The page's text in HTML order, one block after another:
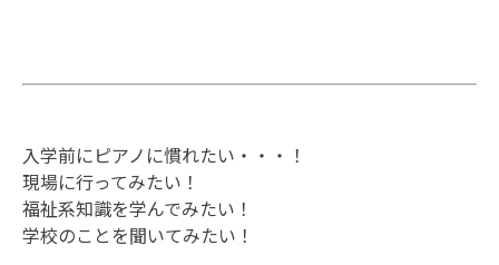
入学前にピアノに慣れたい・・・！
現場に行ってみたい！
福祉系知識を学んでみたい！
学校のことを聞いてみたい！